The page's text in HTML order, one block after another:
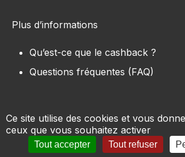
Ce site utilise des cookies et vous
ceux que vous souhaitez activer
Tout accepter Tout refuser
Plus d’informations
Qu’est-ce que le cashback ?
Questions fréquentes (FAQ)
Tous les sites e-commerce-Marques
Conditions d’utilisation-Mentions